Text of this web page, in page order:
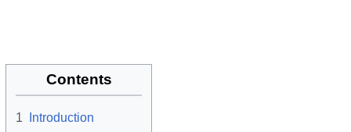
Contents
1
Introduction